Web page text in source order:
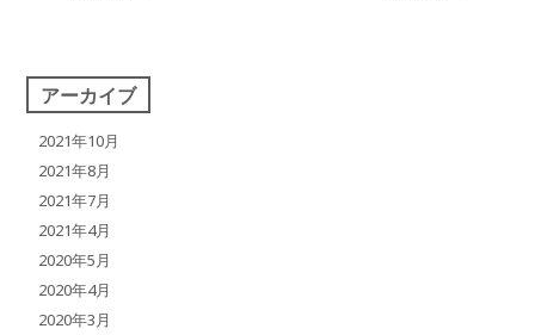
アーカイブ
2021年10月
2021年8月
2021年7月
2021年4月
2020年5月
2020年4月
2020年3月